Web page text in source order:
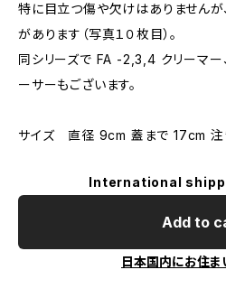
特に目立つ傷や欠けはありません
があります（写真１０枚目）。
同シリーズで FA -2,3,4 クリーマー、
ーサーもございます。
サイズ 直径 9cm 蓋まで 17cm 注
International
Add to
日本国内にお住ま